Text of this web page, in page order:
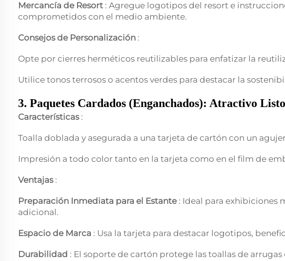
Mercancía de Resort : Agregue logotipos del resort e
comprometidos con el medio ambiente.
Consejos de Personalización :
Opte por cierres herméticos reutilizables para enfatizar la
Utilice tonos terrosos o acentos verdes para destacar la
3. Paquetes Cardados (Enganchados): Atractivo
Características :
Toalla doblada y asegurada a una tarjeta de cartón con un
Impresión a todo color tanto en la tarjeta como en el film de
Ventajas :
Preparación Inmediata para el Estante : Ideal para exhibiciones
adicional.
Espacio de Marca : Usa la tarjeta para destacar logotipos,
Durabilidad : El soporte de cartón protege las toallas de